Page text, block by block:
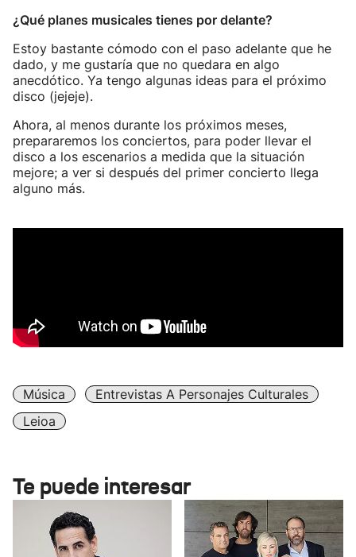
¿Qué planes musicales tienes por delante?
Estoy bastante cómodo con el paso adelante que he
dado, y me gustaría que no quedara en algo
anecdótico. Ya tengo algunas ideas para el próximo
disco (jejeje).
Ahora, al menos durante los próximos meses,
prepararemos los conciertos, para poder llevar el
disco a los escenarios a medida que la situación
mejore; a ver si después del primer concierto llega
alguno más.
Música
Entrevistas A Personajes Culturales
Leioa
Te puede interesar